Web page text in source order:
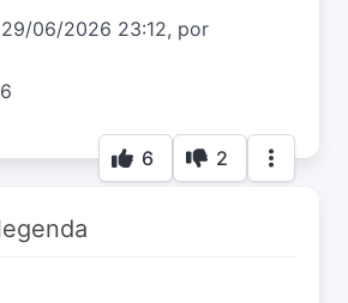
29/06/2026 23:12, por
6 2